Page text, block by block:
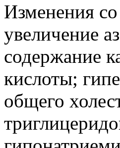
Изменения
увеличение
содержание
кислоты;
общего